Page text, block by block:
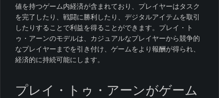
値を持つゲーム内経済が含まれており、プレイヤーはタスク
を完了したり、戦闘に勝利したり、デジタルアイテムを取引
したりすることで利益を得ることができます。プレイ・ト
ゥ・アーンのモデルは、カジュアルなプレイヤーから競争的
なプレイヤーまでを引き付け、ゲームをより報酬が得られ、
経済的に持続可能にします。
プレイ・トゥ・アーンがゲーム